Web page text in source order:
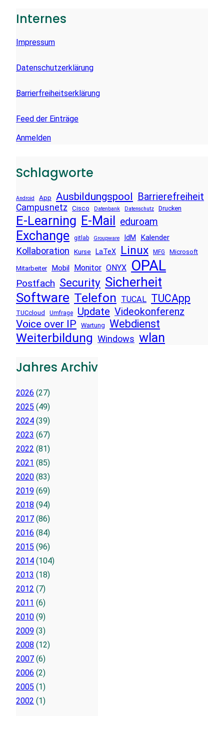
Internes
Impressum
Datenschutzerklärung
Barrierfreiheitserklärung
Feed der Einträge
Anmelden
Schlagworte
Android App Ausbildungspool Barrierefreiheit
Campusnetz Cisco Datenbank Datenschutz Drucken
E-Learning E-Mail eduroam
Exchange gitlab Groupware IdM Kalender
Kollaboration Kurse LaTeX Linux MFG Microsoft
Mitarbeiter Mobil Monitor ONYX OPAL
Postfach Security Sicherheit
Software Telefon TUCAL TUCApp
TUCcloud Umfrage Update Videokonferenz
Voice over IP Wartung Webdienst
Weiterbildung Windows wlan
Jahres Archiv
2026 (27)
2025 (49)
2024 (39)
2023 (67)
2022 (81)
2021 (85)
2020 (83)
2019 (69)
2018 (94)
2017 (86)
2016 (84)
2015 (96)
2014 (104)
2013 (18)
2012 (7)
2011 (6)
2010 (9)
2009 (3)
2008 (12)
2007 (6)
2006 (2)
2005 (1)
2002 (1)